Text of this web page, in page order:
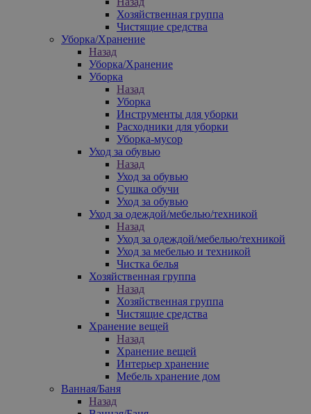
Хозяйственная группа
Чистящие средства
Уборка/Хранение
Назад
Уборка/Хранение
Уборка
Назад
Уборка
Инструменты для уборки
Расходники для уборки
Уборка-мусор
Уход за обувью
Назад
Уход за обувью
Сушка обучи
Уход за обувью
Уход за одеждой/мебелью/техникой
Назад
Уход за одеждой/мебелью/техникой
Уход за мебелью и техникой
Чистка белья
Хозяйственная группа
Назад
Хозяйственная группа
Чистящие средства
Хранение вещей
Назад
Хранение вещей
Интерьер хранение
Мебель хранение дом
Ванная/Баня
Назад